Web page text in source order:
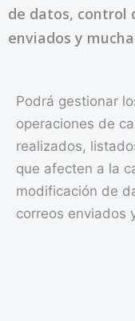
de datos, control
enviados y
Podrá gestionar
operaciones de
realizados,
que afecten a la
modificación de
correos enviados